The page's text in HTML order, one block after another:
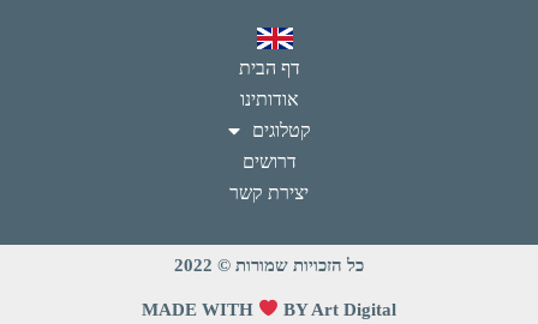
דף הבית
אודותינו
קטלוגים
דרושים
יצירת קשר
כל הזכויות שמורות © 2022
MADE WITH BY Art Digital